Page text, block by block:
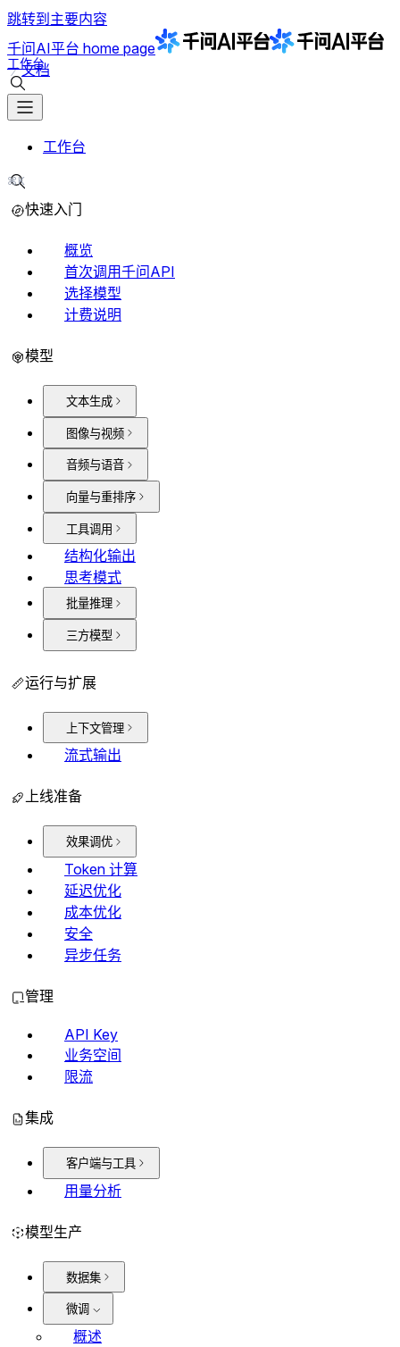
跳转到主要内容
千问AI平台 home page
文档
工作台
工作台
⌘K
快速入门
概览
首次调用千问API
选择模型
计费说明
模型
文本生成
图像与视频
音频与语音
向量与重排序
工具调用
结构化输出
思考模式
批量推理
三方模型
运行与扩展
上下文管理
流式输出
上线准备
效果调优
Token 计算
延迟优化
成本优化
安全
异步任务
管理
API Key
业务空间
限流
集成
客户端与工具
用量分析
模型生产
数据集
微调
概述